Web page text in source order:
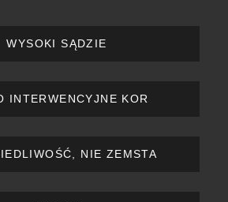
WYSOKI SĄDZIE
INTERWENCYJNE KOR
NIE ZEMSTA